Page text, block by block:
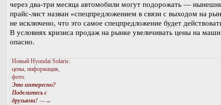
через два-три месяца автомобили могут подорожать —
прайс-лист назван «спецпредложением в связи с выходом на
не исключено, что это самое спецпредложение будет
В условиях кризиса продаж на рынке увеличивать цены на
опасно.
Новый Hyundai Solaris:
цены, информация,
фото.
Это интересно?
Поделитесь с
друзьями! —→